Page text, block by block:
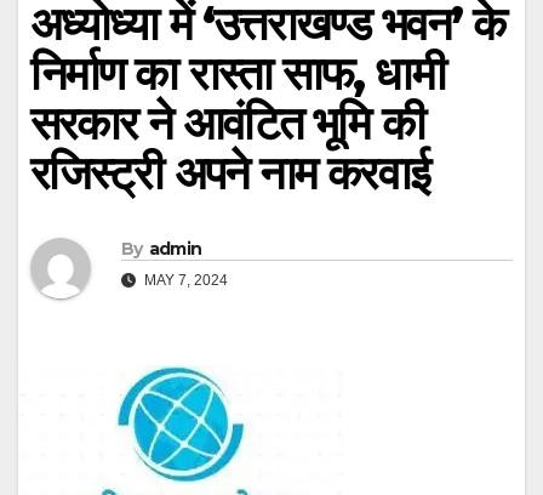
अध्योध्या में ‘उत्तराखण्ड भवन’ के
निर्माण का रास्ता साफ, धामी
सरकार ने आवंटित भूमि की
रजिस्ट्री अपने नाम करवाई
By admin
MAY 7, 2024